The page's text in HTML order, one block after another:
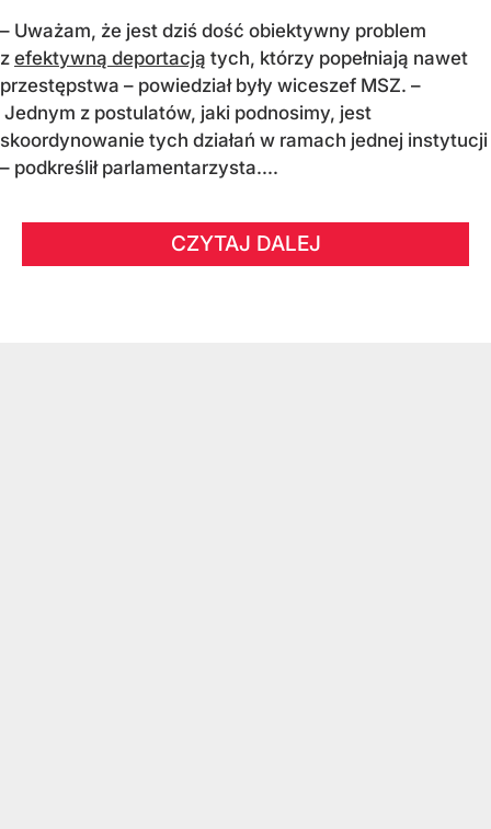
– Uważam, że jest dziś dość obiektywny problem
z efektywną deportacją tych, którzy popełniają nawet
przestępstwa – powiedział były wiceszef MSZ. –
Jednym z postulatów, jaki podnosimy, jest
skoordynowanie tych działań w ramach jednej instytucji
– podkreślił parlamentarzysta....
CZYTAJ DALEJ